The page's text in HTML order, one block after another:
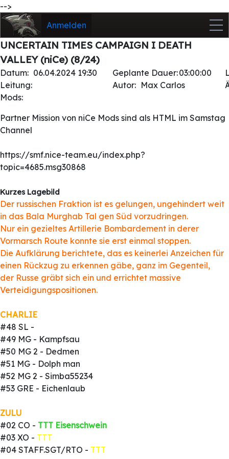
-->
Anmelden
UNCERTAIN TIMES CAMPAIGN I DEATH
VALLEY (niCe) (8/24)
Datum: 06.04.2024 19:30 Geplante Dauer:03:00:00
Leitung: Autor: Max Carlos
Mods:
Partner Mission von niCe Mods sind als HTML im Samstag
Channel
https://smf.nice-team.eu/index.php?
topic=4685.msg30868
Kurzes Lagebild
Der russischen Fraktion ist es gelungen, ungehindert weit
in das Bala Murghab Tal gen Süd vorzudringen.
Nur ein gezieltes Artillerie Bombardement in derer
Vormarsch Route konnte sie erst einmal stoppen.
Die Aufklärung berichtete, das es keinerlei Anzeichen für
einen Rückzug zu erkennen gäbe, ganz im Gegenteil,
der Russe gräbt sich ein und errichtet massive
Verteidigungspositionen.
CHARLIE
#48 SL -
#49 MG - Kampfsau
#50 MG 2 - Dedmen
#51 MG - Dolph man
#52 MG 2 - Simba55234
#53 GRE - Eichenlaub
ZULU
#02 CO - TTT Eisenschwein
#03 XO - TTT
#04 STAFF.SGT/RTO - TTT